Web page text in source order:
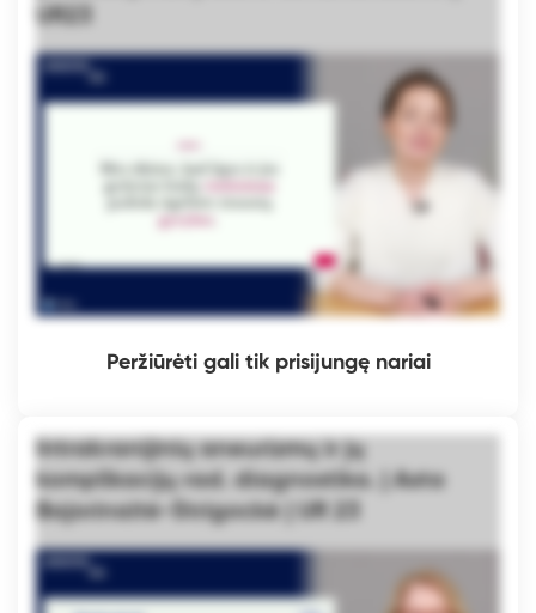
UR23
Peržiūrėti gali tik prisijungę nariai
Intrakranijinių aneurizmų ir jų
komplikacijų rad. diagnostika. | Asta
Bajorinaitė-Strigockė | UR 23